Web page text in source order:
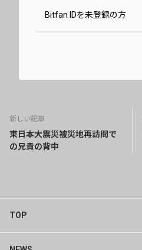
Bitfan IDを未登録の方
新しい記事
東日本大震災被災地再訪問で
の兄貴の背中
TOP